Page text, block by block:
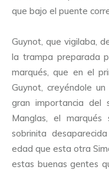
que bajo el puente
Guynot, que vigilaba,
la trampa preparada
marqués, que en el
Guynot, creyéndole
gran importancia del
Manglas, el
sobrinita
edad que esta otra
estas buenas gentes